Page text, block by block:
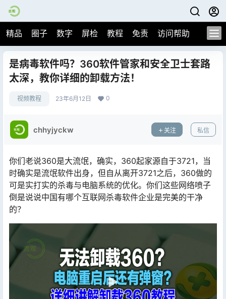
精品 圈子 数字 屏检 教程 免责 访问帮助
是病毒软件吗？360软件管家和安全卫士套路
太深，教你详细的卸载方法！
视频教程 23年6月12日 0
chhyjyckw 关注 私信
你们老说360是大流氓，确实，360起家源自于3721，当
时确实是流氓软件出身，但自从离开3721之后，360做的
可是实打实的杀毒与电脑系统的优化。你们这些网络喷子
倒是说说中国有哪个互联网杀毒软件企业是完美的干净
的？